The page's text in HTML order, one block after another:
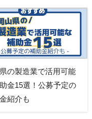
の製造業で活用可能
金15選！公募予定の
紹介も